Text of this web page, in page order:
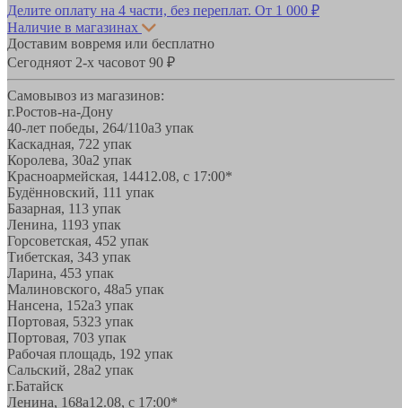
Делите оплату на 4 части, без переплат. От 1 000 ₽
Наличие в магазинах
Доставим вовремя или бесплатно
Сегодняот 2-х часовот 90 ₽
Самовывоз из магазинов:
г.Ростов-на-Дону
40-лет победы, 264/110а3 упак
Каскадная, 722 упак
Королева, 30а2 упак
Красноармейская, 14412.08, с 17:00*
Будённовский, 111 упак
Базарная, 113 упак
Ленина, 1193 упак
Горсоветская, 452 упак
Тибетская, 343 упак
Ларина, 453 упак
Малиновского, 48а5 упак
Нансена, 152а3 упак
Портовая, 5323 упак
Портовая, 703 упак
Рабочая площадь, 192 упак
Сальский, 28a2 упак
г.Батайск
Ленина, 168а12.08, с 17:00*